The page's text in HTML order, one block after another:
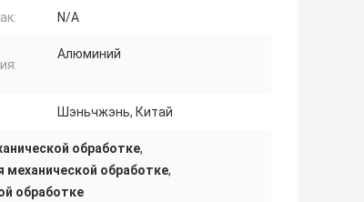
N/A
Алюминий
Шэньчжэнь, Китай
обработке,
механической обработке,
обработке